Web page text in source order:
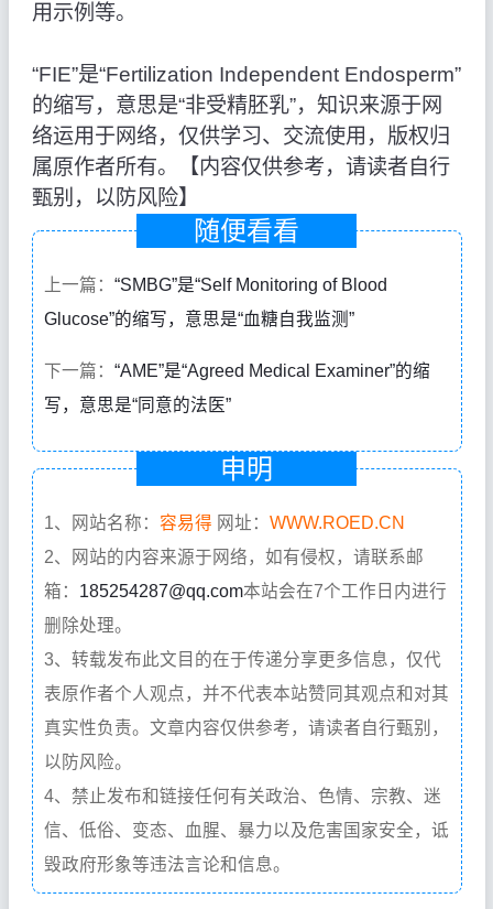
用示例等。
“FIE”是“Fertilization Independent Endosperm”
的缩写，意思是“非受精胚乳”，知识来源于网
络运用于网络，仅供学习、交流使用，版权归
属原作者所有。【内容仅供参考，请读者自行
甄别，以防风险】
随便看看
上一篇： “SMBG”是“Self Monitoring of Blood
Glucose”的缩写，意思是“血糖自我监测”
下一篇： “AME”是“Agreed Medical Examiner”的缩
写，意思是“同意的法医”
申明
1、网站名称： 容易得 网址： WWW.ROED.CN
2、网站的内容来源于网络，如有侵权，请联系邮
箱： 185254287@qq.com本站会在7个工作日内进行
删除处理。
3、转载发布此文目的在于传递分享更多信息，仅代
表原作者个人观点，并不代表本站赞同其观点和对其
真实性负责。文章内容仅供参考，请读者自行甄别，
以防风险。
4、禁止发布和链接任何有关政治、色情、宗教、迷
信、低俗、变态、血腥、暴力以及危害国家安全，诋
毁政府形象等违法言论和信息。